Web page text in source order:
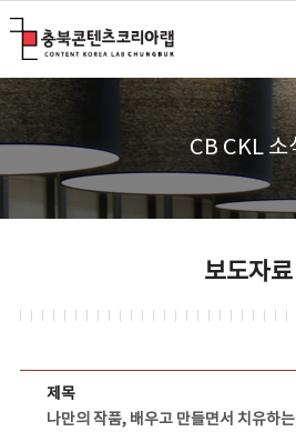
CB CKL 소
보도자료
제목
나만의 작품, 배우고 만들면서 치유하